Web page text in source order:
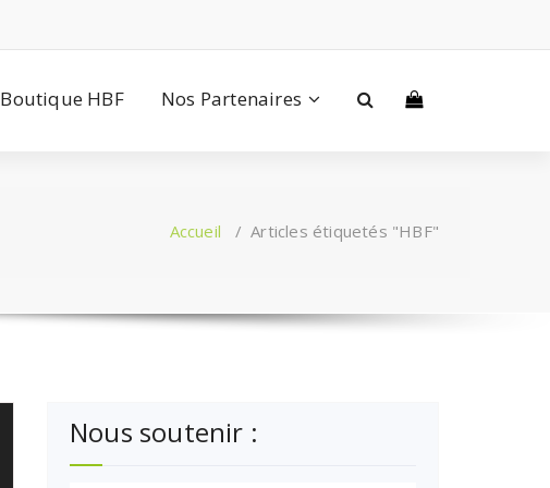
Boutique HBF Nos Partenaires
Accueil /Articles étiquetés "HBF"
Nous soutenir :